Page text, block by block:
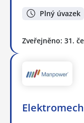
Plný úvazek
Zveřejněno: 31.